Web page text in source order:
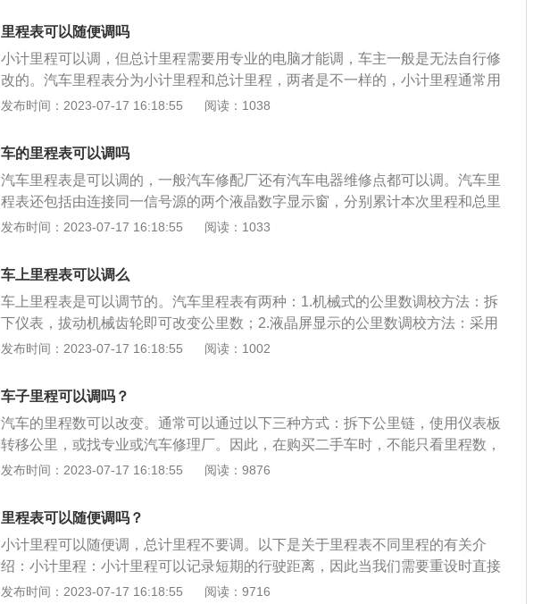
的作用是记忆自出厂以来的公里数，其工作原理是已知汽车车轮的直径，通过计
算车轮的圆周长便可计算出一里路车轮要转的圈数，自动记录车轮转数，除以一
里路对应的转数就可得到行驶的里程。汽车里程表调整不会影响车，车辆调里程
表不涉及到更改车辆硬件、车辆性能和车辆结构，因此调汽车里程表是不会对车
辆有任何危害的。因此，车主可放心。
里程表可以随便调吗
小计里程可以调，但总计里程需要用专业的电脑才能调，车主一般是无法自行修
改的。汽车里程表分为小计里程和总计里程，两者是不一样的，小计里程通常用
来计算加满一箱油可以跑多少公里，方便车主计算油耗，而总计里程记录的是汽
个重设按键，只要按下这个按键，小计里程就可以复位归零，然后开始重新计
手车出售时都会检查汽车的总计里程，来判断汽车的使用情况，如果随便修改，
可能会带来很多不必要的麻烦。总计里程越小，意味着汽车的使用时间越短，零
件等各方面损耗也较少，相对于总计里程大的二手车来说，价格肯定越高，如果
关资料，还可以检查车内其他部件和装饰，综合判断汽车磨损程度。
发布时间：2023-07-17 16:18:55 阅读：1038
车的里程表可以调吗
汽车里程表是可以调的，一般汽车修配厂还有汽车电器维修点都可以调。汽车里
程表还包括由连接同一信号源的两个液晶数字显示窗，分别累计本次里程和总里
程。本次里程通常有四位数，供短期计数，这是可以清零的；总里程则有六位
状态下数据也能保存。传统的车速表是机械式的，典型的机械式里程表连接一根
带动钢丝缆旋转。钢丝缆带动里程表罩圈内一块磁铁旋转，罩圈与指针连接并通
过游丝将指针置于零位，磁铁旋转速度的快慢引起磁力线大小的变化，平衡被打
破，指针因此被带动。这种车速里程表简单实用，被广泛用于大小型汽车上。
发布时间：2023-07-17 16:18:55 阅读：1033
车上里程表可以调么
车上里程表是可以调节的。汽车里程表有两种：1.机械式的公里数调校方法：拆
下仪表，拔动机械齿轮即可改变公里数；2.液晶屏显示的公里数调校方法：采用
液晶屏显示公里数的仪表，里面有存储公里数据的单片机，只要修改单片机里面
算的，由传感器和汽车电脑完成计算，由里程表显示出来。汽车公里数指汽车行
汽车离合器外壳，这个位置不一样，有的是在变速箱或传动轴的里程表传感器插
头，然后用手轻轻地拔出。然后把走表器输出插片插入拔出的传感器插销中的信
号插孔。调节走表器上的那个小小的调节钮，把车子的时速调到设想中需要的速
发布时间：2023-07-17 16:18:55 阅读：1002
车子里程可以调吗？
汽车的里程数可以改变。通常可以通过以下三种方式：拆下公里链，使用仪表板
转移公里，或找专业或汽车修理厂。因此，在购买二手车时，不能只看里程数，
里程不可靠。可以通过观察外观、状况、底盘、发动机等做出决定。购买二手车
事故的概率越低。2、选择信誉良好的平台或大型汽车经销商。3、暴雨和洪水频
繁的城市。水上车辆和涉水车辆的概率非常高。完全拉出安全带，查看是否有沉
淀物，打开后备箱底板和备胎，查看是否有积水。4、如果买的是一辆性能好或
运动型的车，如果车主使用了仿冒的轮辋和排气管等改装件，就不要买。5、应
注意小众车型。因为车源少，价格也很难查到，所以应该找更多的专业人员。
发布时间：2023-07-17 16:18:55 阅读：9876
里程表可以随便调吗？
小计里程可以随便调，总计里程不要调。以下是关于里程表不同里程的有关介
绍：小计里程：小计里程可以记录短期的行驶距离，因此当我们需要重设时直接
按下方向盘上的重设按键就能对其进行复位。总计里程：总计里程不建议修改，
发布时间：2023-07-17 16:18:55 阅读：9716